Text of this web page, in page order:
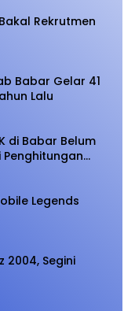
Rekrutmen
Babar Gelar 41
Lalu
di Babar Belum
Penghitungan
Legends
2004, Segini